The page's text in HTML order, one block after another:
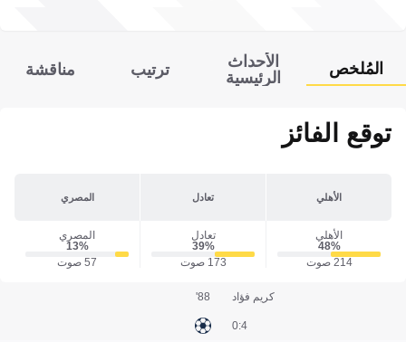
المُلخص
الأحداث
الرئيسية
ترتيب مناقشة
توقع الفائز
الأهلي تعادل المصري
الأهلي
48‎%‎
214 صوت
تعادل
39‎%‎
173 صوت
المصري
13‎%‎
57 صوت
كريم فؤاد
4:0
88'